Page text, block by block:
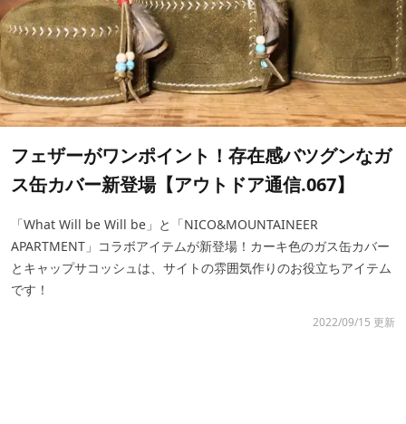
フェザーがワンポイント！存在感バツグンなガ
ス缶カバー新登場【アウトドア通信.067】
「What Will be Will be」と「NICO&MOUNTAINEER
APARTMENT」コラボアイテムが新登場！カーキ色のガス缶カバー
とキャップサコッシュは、サイトの雰囲気作りのお役立ちアイテム
です！
2022/09/15 更新